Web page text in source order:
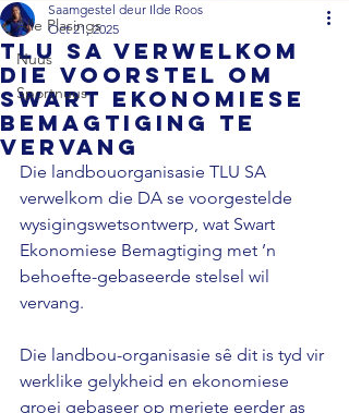
Alle Plasings
Nuus
Sportnuus
TLU SA verwelkom
die voorstel om
Swart Ekonomiese
Bemagtiging te
vervang
Saamgestel deur Ilde Roos
Oct 21, 2025
Die landbouorganisasie TLU SA
verwelkom die DA se voorgestelde
wysigingswetsontwerp, wat Swart
Ekonomiese Bemagtiging met ’n
behoefte-gebaseerde stelsel wil
vervang.
Die landbou-organisasie sê dit is tyd vir
werklike gelykheid en ekonomiese
groei gebaseer op meriete eerder as